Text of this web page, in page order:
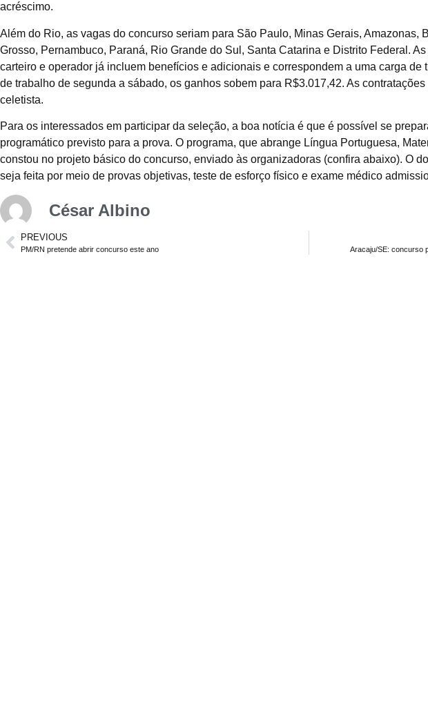
acréscimo.
Além do Rio, as vagas do concurso seriam para São Paulo, Minas Gerais, Amazonas,
Grosso, Pernambuco, Paraná, Rio Grande do Sul, Santa Catarina e Distrito Federal.
carteiro e operador já incluem benefícios e adicionais e correspondem a uma carga de
de trabalho de segunda a sábado, os ganhos sobem para R$3.017,42. As
celetista.
Para os interessados em participar da seleção, a boa notícia é que é possível se
programático previsto para a prova. O programa, que abrange Língua Portuguesa,
constou no projeto básico do concurso, enviado às organizadoras (confira abaixo). O
seja feita por meio de provas objetivas, teste de esforço físico e exame médico
César Albino
PREVIOUS
PM/RN pretende abrir concurso este ano Aracaju/SE: concurso